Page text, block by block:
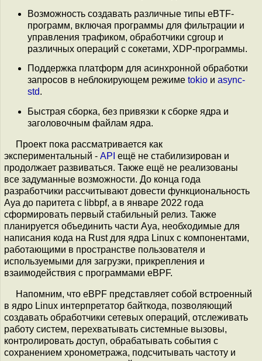
Возможность создавать различные типы eBTF-
программ, включая программы для фильтрации и
управления трафиком, обработчики cgroup и
различных операций с сокетами, XDP-программы.
Поддержка платформ для асинхронной обработки
запросов в неблокирующем режиме tokio и async-
std.
Быстрая сборка, без привязки к сборке ядра и
заголовочным файлам ядра.
Проект пока рассматривается как
экспериментальный - API ещё не стабилизирован и
продолжает развиваться. Также ещё не реализованы
все задуманные возможности. До конца года
разработчики рассчитывают довести функциональность
Aya до паритета с libbpf, а в январе 2022 года
сформировать первый стабильный релиз. Также
планируется объединить части Aya, необходимые для
написания кода на Rust для ядра Linux с компонентами,
работающими в пространстве пользователя и
используемыми для загрузки, прикрепления и
взаимодействия с программами eBPF.
Напомним, что eBPF представляет собой встроенный
в ядро Linux интерпретатор байткода, позволяющий
создавать обработчики сетевых операций, отслеживать
работу систем, перехватывать системные вызовы,
контролировать доступ, обрабатывать события с
сохранением хронометража, подсчитывать частоту и